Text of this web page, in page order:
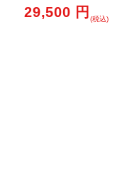
29,500 円 (税込)